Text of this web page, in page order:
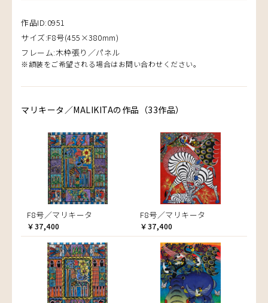
作品ID:0951
サイズ:F8号(455×380mm)
フレーム:木枠張り／パネル
※額装をご希望される場合はお問い合わせください。
マリキータ／MALIKITAの作品（33作品）
F8号／マリキータ
￥37,400
F8号／マリキータ
￥37,400